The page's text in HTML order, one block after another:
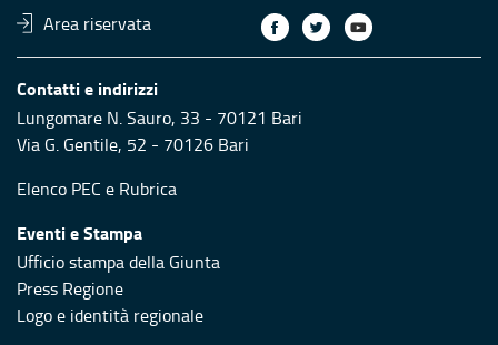
Area riservata
Contatti e indirizzi
Lungomare N. Sauro, 33 - 70121 Bari
Via G. Gentile, 52 - 70126 Bari
Elenco PEC e Rubrica
Eventi e Stampa
Ufficio stampa della Giunta
Press Regione
Logo e identità regionale